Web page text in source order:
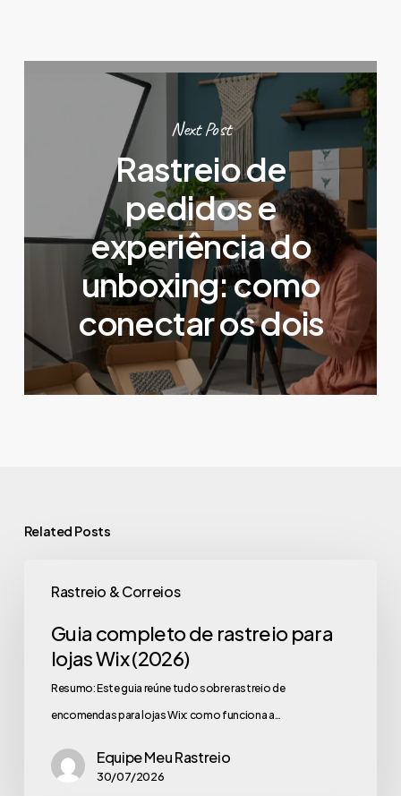
Next Post
Rastreio de
pedidos e
experiência do
unboxing: como
conectar os dois
Related Posts
Rastreio & Correios
Guia completo de rastreio para
lojas Wix (2026)
Resumo: Este guia reúne tudo sobre rastreio de
encomendas para lojas Wix: como funciona a…
Equipe Meu Rastreio
30/07/2026